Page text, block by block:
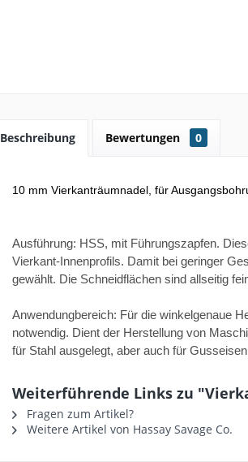
Beschreibung Bewertungen 0
10 mm Vierkanträumnadel, für
Ausführung: HSS, mit Führungszapfen.
Vierkant-Innenprofils. Damit bei geringer
gewählt. Die Schneidflächen sind allseitig
Anwendungbereich: Für die winkelgenaue
notwendig. Dient der Herstellung von
für Stahl ausgelegt, aber auch für
Weiterführende Links zu
Fragen zum Artikel?
Weitere Artikel von Hassay Savage Co.